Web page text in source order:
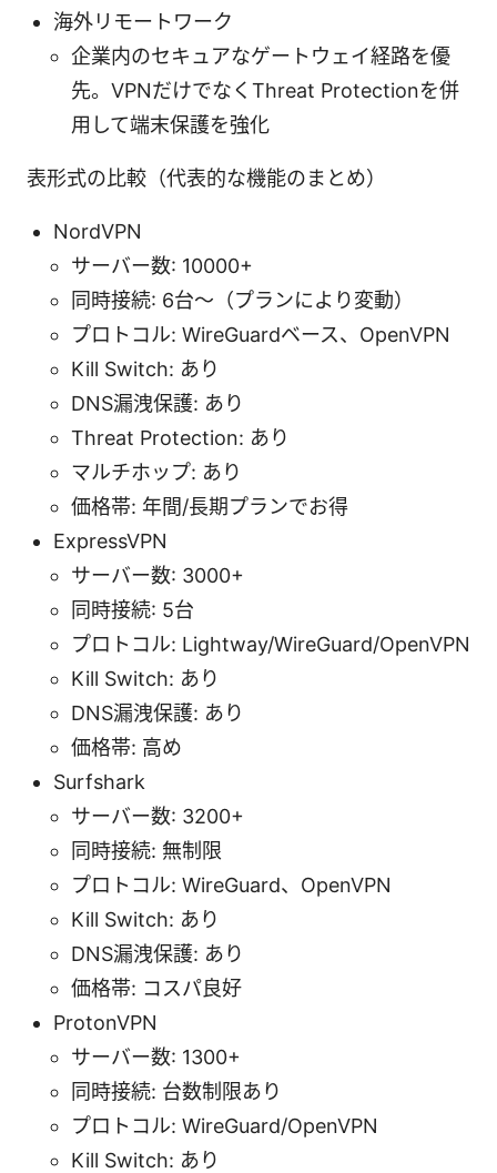
海外リモートワーク
企業内のセキュアなゲートウェイ経路を優
先。VPNだけでなくThreat Protectionを併
用して端末保護を強化
表形式の比較（代表的な機能のまとめ）
NordVPN
サーバー数: 10000+
同時接続: 6台〜（プランにより変動）
プロトコル: WireGuardベース、OpenVPN
Kill Switch: あり
DNS漏洩保護: あり
Threat Protection: あり
マルチホップ: あり
価格帯: 年間/長期プランでお得
ExpressVPN
サーバー数: 3000+
同時接続: 5台
プロトコル: Lightway/WireGuard/OpenVPN
Kill Switch: あり
DNS漏洩保護: あり
価格帯: 高め
Surfshark
サーバー数: 3200+
同時接続: 無制限
プロトコル: WireGuard、OpenVPN
Kill Switch: あり
DNS漏洩保護: あり
価格帯: コスパ良好
ProtonVPN
サーバー数: 1300+
同時接続: 台数制限あり
プロトコル: WireGuard/OpenVPN
Kill Switch: あり